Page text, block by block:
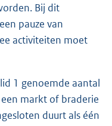
Bij dit
pauze van
activiteiten moet
1 genoemde aantal
markt of braderie
duurt als één